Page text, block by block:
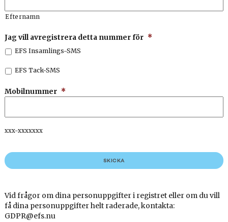
Efternamn
Jag vill avregistrera detta nummer för *
EFS Insamlings-SMS
EFS Tack-SMS
Mobilnummer *
xxx-xxxxxxx
Vid frågor om dina personuppgifter i registret eller om du vill
få dina personuppgifter helt raderade, kontakta:
GDPR@efs.nu